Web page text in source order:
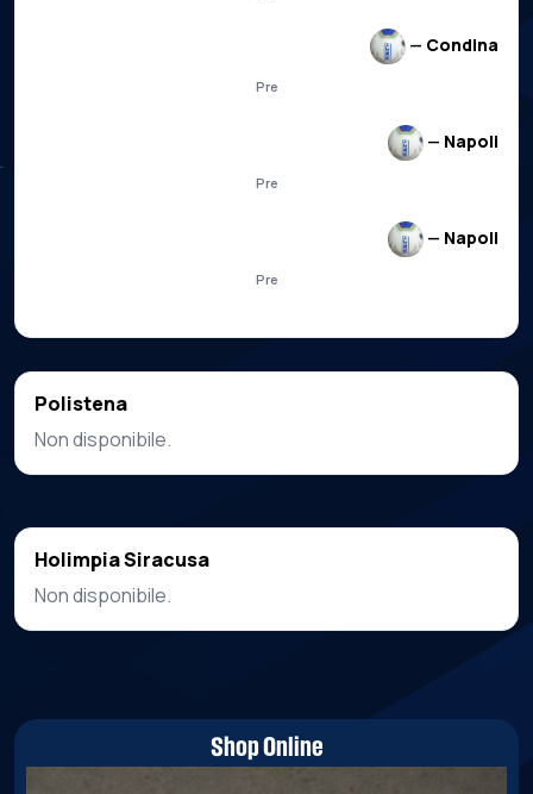
— Condina
Pre
— Napoli
Pre
— Napoli
Pre
Polistena
Non disponibile.
Holimpia Siracusa
Non disponibile.
Shop Online